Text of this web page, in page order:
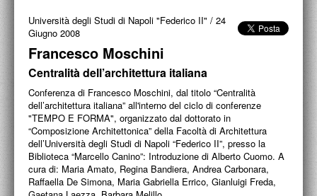
PROGETTI CULTURALI
Università degli Studi di Napoli "Federico II" / 24
Giugno 2008
Francesco Moschini
Centralità dell’architettura italiana
Conferenza di Francesco Moschini, dal titolo “Centralità
dell’architettura italiana” all'interno del ciclo di conferenze
"TEMPO E FORMA", organizzato dal dottorato in
“Composizione Architettonica” della Facoltà di Architettura
dell’Università degli Studi di Napoli “Federico II”, presso la
Biblioteca “Marcello Canino”: Introduzione di Alberto Cuomo. A
cura di: Maria Amato, Regina Bandiera, Andrea Carbonara,
Raffaella De Simona, Maria Gabriella Errico, Gianluigi Freda,